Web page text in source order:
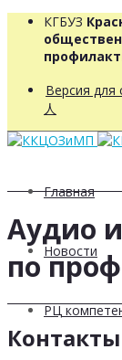
КГБУЗ
Версия для
人
Главная
Новости
РЦ
Аудио
по
Контакты